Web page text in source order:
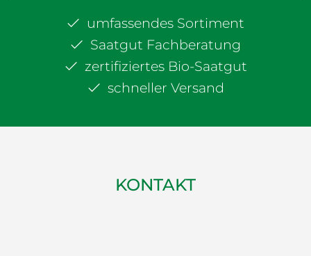
umfassendes Sortiment
Saatgut Fachberatung
zertifiziertes Bio-Saatgut
schneller Versand
KONTAKT